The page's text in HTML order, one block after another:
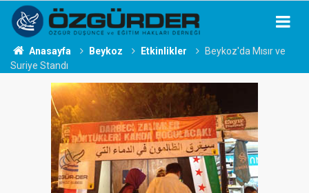
Anasayfa Beykoz Etkinlikler
Beykoz'da Mısır ve
Suriye Standı